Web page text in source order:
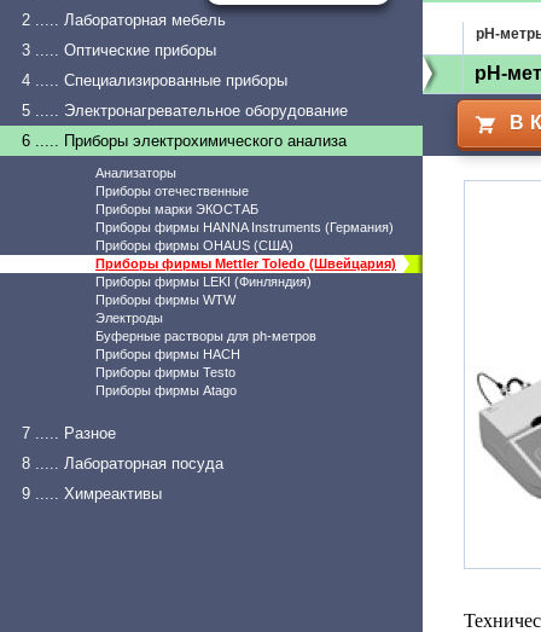
2 ..... Лабораторная мебель
3 ..... Оптические приборы
4 ..... Специализированные приборы
5 ..... Электронагревательное оборудование
6 ..... Приборы электрохимического анализа
Анализаторы
Приборы отечественные
Приборы марки ЭКОСТАБ
Приборы фирмы HANNA Instruments (Германия)
Приборы фирмы OHAUS (США)
Приборы фирмы Mettler Toledo (Швейцария)
Приборы фирмы LEKI (Финляндия)
Приборы фирмы WTW
Электроды
Буферные растворы для ph-метров
Приборы фирмы HACH
Приборы фирмы Testo
Приборы фирмы Atago
7 ..... Разное
8 ..... Лабораторная посуда
9 ..... Химреактивы
pH-
pH-
В